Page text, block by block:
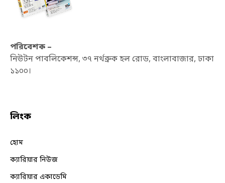
পরিবেশক –
নিউটন পাবলিকেশন্স, ৩৭ নর্থব্রুক হল রোড, বাংলাবাজার, ঢাকা
১১০০।
লিংক
হোম
ক্যারিয়ার নিউজ
ক্যারিয়ার একাডেমি